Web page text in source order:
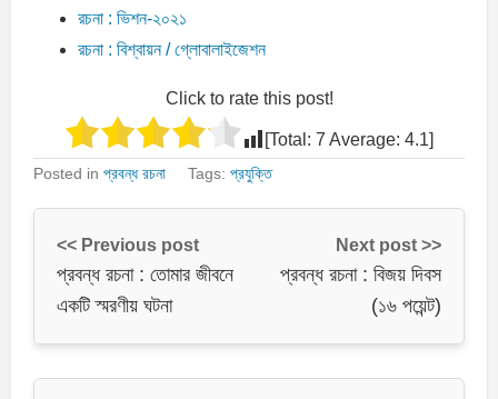
রচনা : ভিশন-২০২১
রচনা : বিশ্বায়ন / গ্লোবালাইজেশন
Click to rate this post!
[Total: 7 Average: 4.1]
Posted in প্রবন্ধ রচনা Tags: প্রযুক্তি
<< Previous post
প্রবন্ধ রচনা : তোমার জীবনে
একটি স্মরণীয় ঘটনা
Next post >>
প্রবন্ধ রচনা : বিজয় দিবস
(১৬ পয়েন্ট)